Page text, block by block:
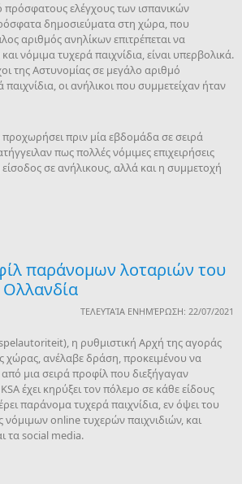
ελέγχους των ισπανικών
δημοσιεύματα στη χώρα, που
αριθμός ανηλίκων επιτρέπεται να
νόμιμα τυχερά παιχνίδια, είναι υπερβολικά.
της Αστυνομίας σε μεγάλο αριθμό
οι ανήλικοι που συμμετείχαν ήταν
πριν μία εβδομάδα σε σειρά
πως πολλές νόμιμες επιχειρήσεις
είσοδος σε ανήλικους, αλλά και η συμμετοχή
παράνομων λοταριών του
ΤΕΛΕΥΤΑΊΑ ΕΝΗΜΈΡΩΣΗ: 22/07/2021
η ρυθμιστική Αρχή της αγοράς
χώρας, ανέλαβε δράση, προκειμένου να
μια σειρά προφίλ που διεξήγαγαν
έχει κηρύξει τον πόλεμο σε κάθε είδους
παράνομα τυχερά παιχνίδια, εν όψει του
online τυχερών παιχνιδιών, και
τα social media.